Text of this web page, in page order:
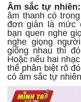
Âm sắc tự nhiên:
âm thanh có trong
đơn giản là mức
bạn quen nghe
nghe giọng
giống nhau thì
Hoặc nếu hai
thể phân biệt rõ
có âm sắc tự